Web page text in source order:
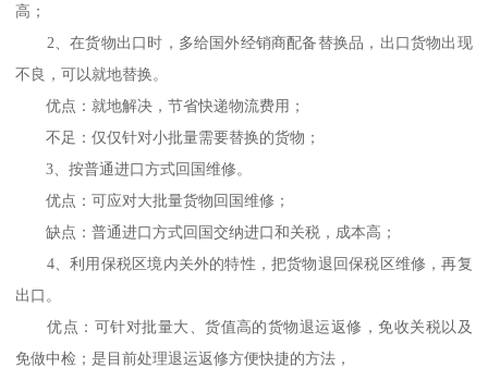
高；
2、在货物出口时，多给国外经销商配备替换品，出口货物出现
不良，可以就地替换。
优点：就地解决，节省快递物流费用；
不足：仅仅针对小批量需要替换的货物；
3、按普通进口方式回国维修。
优点：可应对大批量货物回国维修；
缺点：普通进口方式回国交纳进口和关税，成本高；
4、利用保税区境内关外的特性，把货物退回保税区维修，再复
出口。
优点：可针对批量大、货值高的货物退运返修，免收关税以及
免做中检；是目前处理退运返修方便快捷的方法，